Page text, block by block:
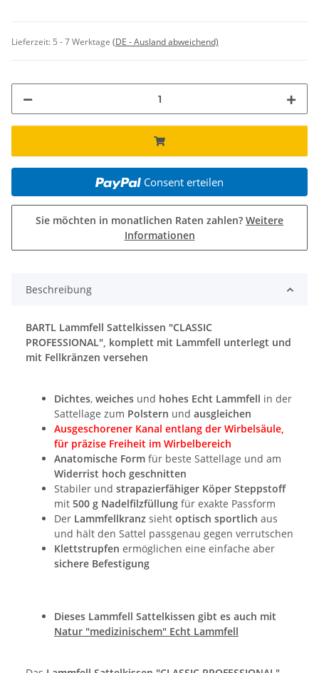
Lieferzeit: 5 - 7 Werktage (DE - Ausland abweichend)
Consent erteilen
Sie möchten in monatlichen Raten zahlen? Weitere
Informationen
Beschreibung
BARTL Lammfell Sattelkissen "CLASSIC
PROFESSIONAL", komplett mit Lammfell unterlegt und
mit Fellkränzen versehen
Dichtes, weiches und hohes Echt Lammfell in der
Sattellage zum Polstern und ausgleichen
Ausgeschorener Kanal entlang der Wirbelsäule,
für präzise Freiheit im Wirbelbereich
Anatomische Form für beste Sattellage und am
Widerrist hoch geschnitten
Stabiler und strapazierfähiger Köper Steppstoff
mit 500 g Nadelfilzfüllung für exakte Passform
Der Lammfellkranz sieht optisch sportlich aus
und hält den Sattel passgenau gegen verrutschen
Klettstrupfen ermöglichen eine einfache aber
sichere Befestigung
Dieses Lammfell Sattelkissen gibt es auch mit
Natur "medizinischem" Echt Lammfell